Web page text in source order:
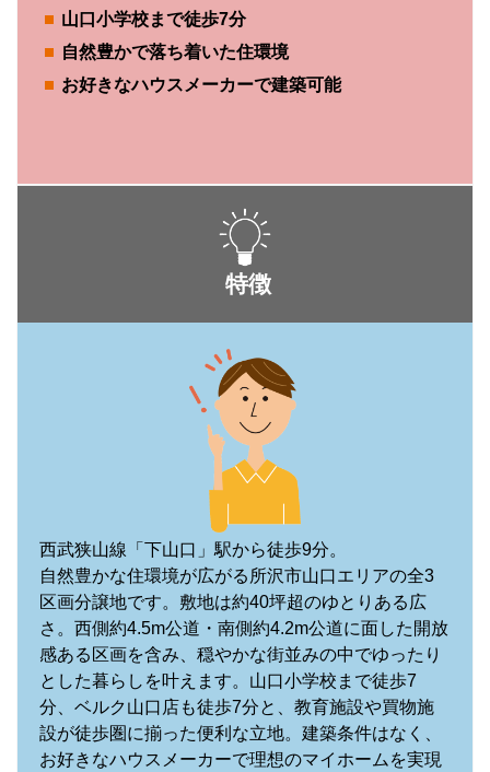
山口小学校まで徒歩7分
自然豊かで落ち着いた住環境
お好きなハウスメーカーで建築可能
特徴
西武狭山線「下山口」駅から徒歩9分。
自然豊かな住環境が広がる所沢市山口エリアの全3
区画分譲地です。敷地は約40坪超のゆとりある広
さ。西側約4.5m公道・南側約4.2m公道に面した開放
感ある区画を含み、穏やかな街並みの中でゆったり
とした暮らしを叶えます。山口小学校まで徒歩7
分、ベルク山口店も徒歩7分と、教育施設や買物施
設が徒歩圏に揃った便利な立地。建築条件はなく、
お好きなハウスメーカーで理想のマイホームを実現